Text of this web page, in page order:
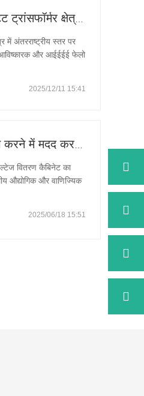
जिनान किंगहे इलेक्ट्रिक अंतरराष्ट्रीय विशेषज्ञों के साथ सॉलिड-स्टेट ट्रांसफॉर्मर क्षेत्र में सहयोग के नए अवसरों की खोज कर रही है।
में अंतरराष्ट्रीय स्तर पर
आविष्कारक और आईईईई फेलो
2025/12/11 15:41
जिनान किंगहे इलेक्ट्रिक ने उत्तरी अमेरिकी बिजली सुरक्षा को उन्नत करने में मदद करने के लिए लॉस एंजिल्स, यूएसए को 22 यूएल प्रमाणित कम वोल्टेज वितरण कैबिनेट का सफलतापूर्वक निर्यात किया है।
वितरण कैबिनेट का
औद्योगिक और वाणिज्यिक
2025/06/18 15:51